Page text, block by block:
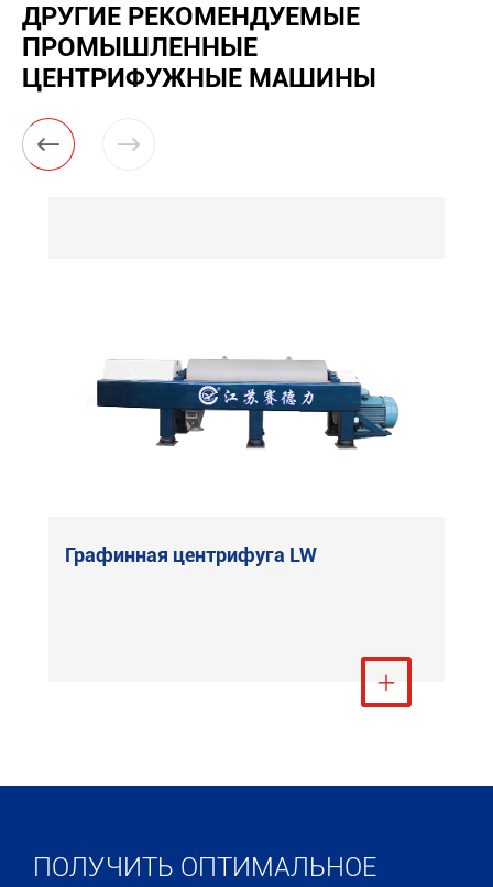
ДРУГИЕ РЕКОМЕНДУЕМЫЕ
ПРОМЫШЛЕННЫЕ
ЦЕНТРИФУЖНЫЕ МАШИНЫ
 
Графинная центрифуга LW
Посмотреть ещё

ПОЛУЧИТЬ ОПТИМАЛЬНОЕ